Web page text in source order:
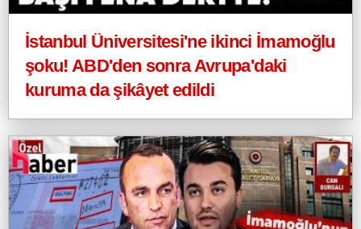
İstanbul Üniversitesi'ne ikinci İmamoğlu
şoku! ABD'den sonra Avrupa'daki
kuruma da şikâyet edildi